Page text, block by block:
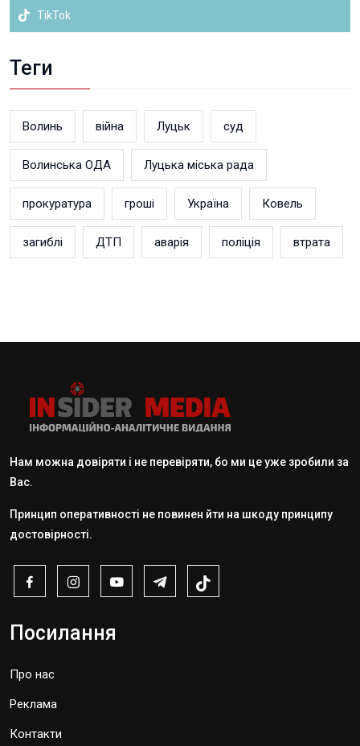
TikTok
Теги
Волинь війна Луцьк суд
Волинська ОДА Луцька міська рада
прокуратура гроші Україна Ковель
загиблі ДТП аварія поліція втрата
Нам можна довіряти і не перевіряти, бо ми це уже зробили за
Вас.
Принцип оперативності не повинен йти на шкоду принципу
достовірності.
Посилання
Про нас
Реклама
Контакти